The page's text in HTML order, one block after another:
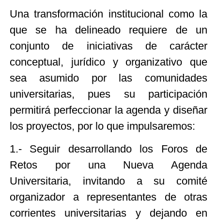
Una transformación institucional como la
que se ha delineado requiere de un
conjunto de iniciativas de carácter
conceptual, jurídico y organizativo que
sea asumido por las comunidades
universitarias, pues su participación
permitirá perfeccionar la agenda y diseñar
los proyectos, por lo que impulsaremos:
1.- Seguir desarrollando los Foros de
Retos por una Nueva Agenda
Universitaria, invitando a su comité
organizador a representantes de otras
corrientes universitarias y dejando en